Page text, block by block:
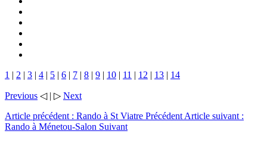
1 | 2 | 3 | 4 | 5 | 6 | 7 | 8 | 9 | 10 | 11 | 12 | 13 | 14
Previous ◁ | ▷ Next
Article précédent : Rando à St Viatre Précédent Article suivant :
Rando à Ménetou-Salon Suivant